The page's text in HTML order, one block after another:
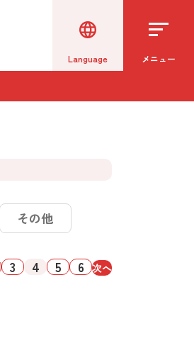
Language メニュー
その他
3 4 5 6 次へ